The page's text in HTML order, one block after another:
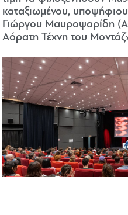
καταξιωμένου,
Γιώργου Μαυροψαρίδη
Αόρατη Τέχνη του